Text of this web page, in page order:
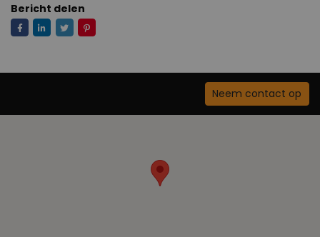
Bericht delen
Neem contact op